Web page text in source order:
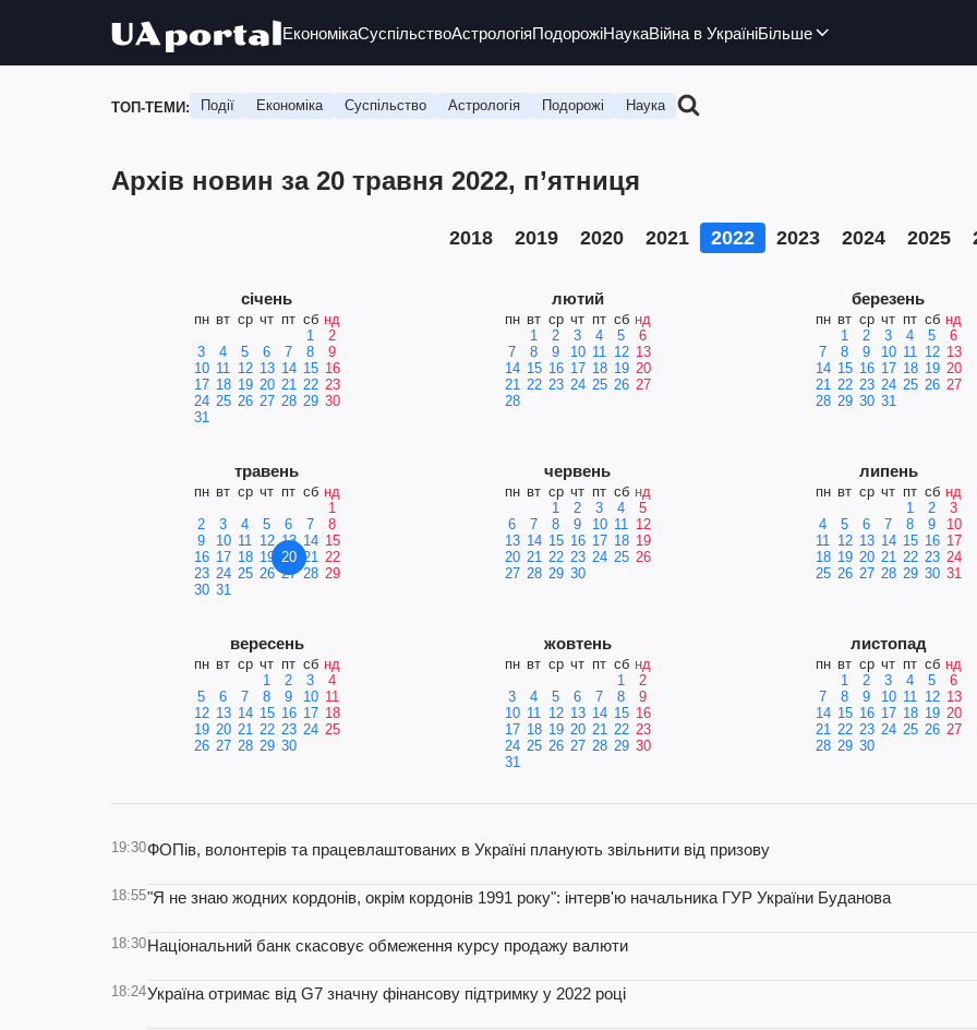
ЕкономікаСуспільствоАстрологіяПодорожіНаукаВійна в УкраїніБільше
ТОП-ТЕМИ: Події Економіка Суспільство Астрологія Подорожі Наука
Архів новин за 20 травня 2022, п’ятниця
2018 2019 2020 2021 2022 2023 2024 2025
січень
пн вт ср чт пт сб нд
1
2
3
4 5 6 7 8
9
10 11 12 13 14 15 16
17 18 19 20 21 22 23
24 25 26 27 28 29 30
31
лютий
пн вт ср чт пт сб нд
1
2 3 4 5
6
7
8 9 10 11 12 13
14 15 16 17 18 19 20
21 22 23 24 25 26 27
28
березень
пн вт ср чт пт сб нд
1
2 3 4 5
6
7
8 9 10 11 12 13
14 15 16 17 18 19 20
21 22 23 24 25 26 27
28 29 30 31
травень
пн вт ср чт пт сб нд
1
2
3 4 5 6 7
8
9
10 11 12 13 14 15
16 17 18 19 20 21 22
23 24 25 26 27 28 29
30 31
червень
пн вт ср чт пт сб нд
1
2 3 4
5
6
7 8 9 10 11 12
13 14 15 16 17 18 19
20 21 22 23 24 25 26
27 28 29 30
липень
пн вт ср чт пт сб нд
1
2
3
4
5 6 7 8 9
10
11 12 13 14 15 16 17
18 19 20 21 22 23 24
25 26 27 28 29 30 31
вересень
пн вт ср чт пт сб нд
1
2 3
4
5
6 7 8 9 10 11
12 13 14 15 16 17 18
19 20 21 22 23 24 25
26 27 28 29 30
жовтень
пн вт ср чт пт сб нд
1
2
3
4 5 6 7 8
9
10 11 12 13 14 15 16
17 18 19 20 21 22 23
24 25 26 27 28 29 30
31
листопад
пн вт ср чт пт сб нд
1
2 3 4 5
6
7
8 9 10 11 12 13
14 15 16 17 18 19 20
21 22 23 24 25 26 27
28 29 30
19:30ФОПів, волонтерів та працевлаштованих в Україні планують звільнити від призову
18:55"Я не знаю жодних кордонів, окрім кордонів 1991 року": інтерв'ю начальника ГУР України Буданова
18:30Національний банк скасовує обмеження курсу продажу валюти
18:24Україна отримає від G7 значну фінансову підтримку у 2022 році